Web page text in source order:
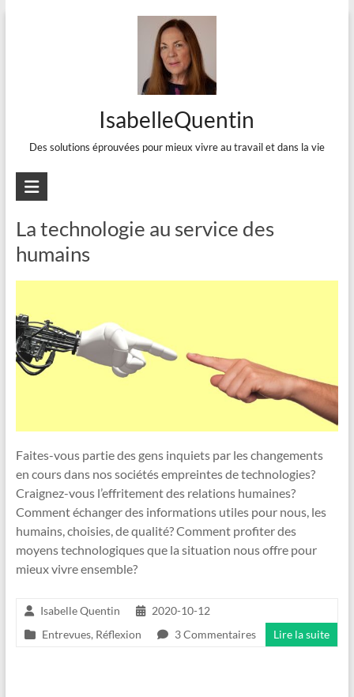
IsabelleQuentin
Des solutions éprouvées pour mieux vivre au travail et dans la vie
Michel Cartier
La technologie au service des
humains
Faites-vous partie des gens inquiets par les changements
en cours dans nos sociétés empreintes de technologies?
Craignez-vous l’effritement des relations humaines?
Comment échanger des informations utiles pour nous, les
humains, choisies, de qualité? Comment profiter des
moyens technologiques que la situation nous offre pour
mieux vivre ensemble?
Isabelle Quentin
2020-10-12
Entrevues, Réflexion 3 Commentaires Lire la suite